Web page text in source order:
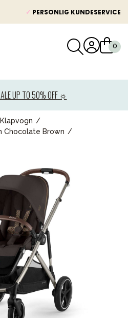
✓ PERSONLIG KUNDESERVICE
UP TO 50% OFF ☼
Klapvogn
Chocolate Brown
og spil
& Far
& sengetøj
til gaver
favoritter